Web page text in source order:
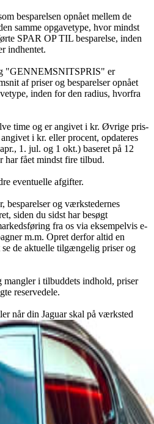
besparelsen opnået mellem de
samme opgavetype, hvor mindst
SPAR OP TIL besparelse, inden
indhentet.
"GENNEMSNITSPRIS" er
af priser og besparelser opnået
inden for den radius, hvorfra
time og er angivet i kr. Øvrige pris-
i kr. eller procent, opdateres
1. jul. og 1 okt.) baseret på 12
har fået mindst fire tilbud.
eventuelle afgifter.
besparelser og værkstedernes
siden du sidst har besøgt
fra os via eksempelvis e-
m.m. Opret derfor altid en
de aktuelle tilgængelig priser og
i tilbuddets indhold, priser
reservedele.
når din Jaguar skal på værksted